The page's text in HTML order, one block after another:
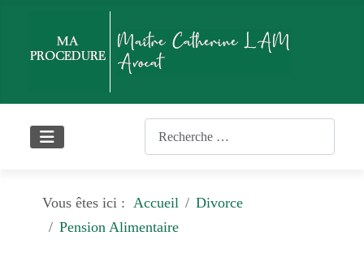
Rechercher
Vous êtes ici : Accueil
Divorce
Pension Alimentaire